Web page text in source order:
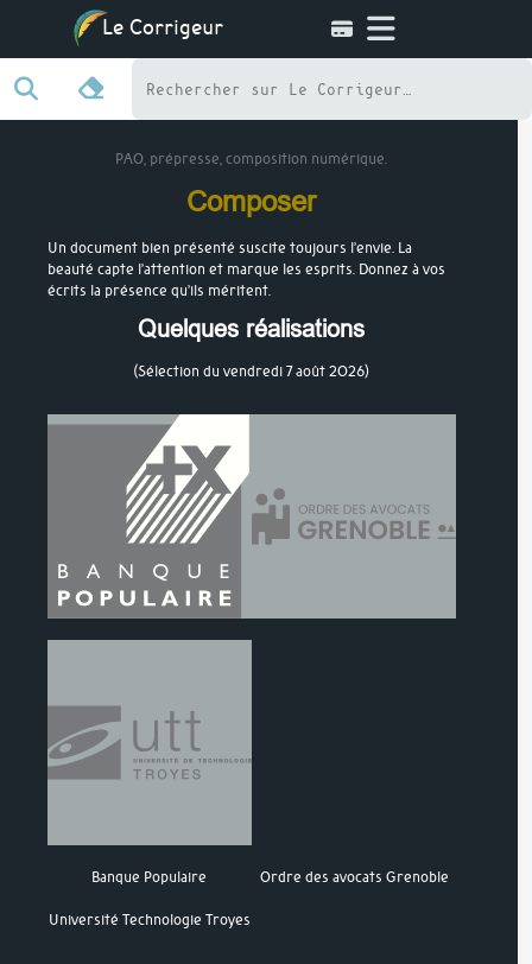
Le Corrigeur
PAO, prépresse, composition numérique.
Composer
Un document bien présenté suscite toujours l’envie. La
beauté capte l’attention et marque les esprits. Donnez à vos
écrits la présence qu’ils méritent.
Quelques réalisations
(Sélection du vendredi 7 août 2026)
Banque Populaire Ordre des avocats Grenoble
Université Technologie Troyes